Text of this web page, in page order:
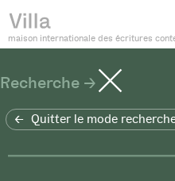
maison internationale des écritures
Recherche
Quitter le mode